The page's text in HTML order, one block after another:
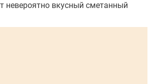
невероятно вкусный сметанный